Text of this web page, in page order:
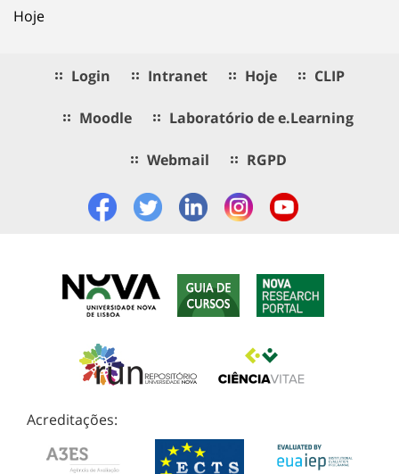
Hoje
Login Intranet Hoje CLIP
Moodle Laboratório de e.Learning
Webmail RGPD
Acreditações: